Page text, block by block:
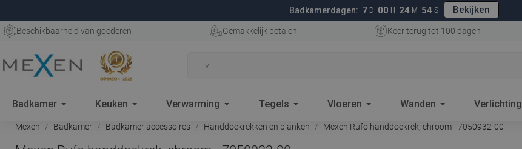
Badkamerdagen: 7 D 00 H 24 M 53 S Bekijken
Beschikbaarheid van goederen Gemakkelijk betalen Keer terug tot 100 dagen
Badkamer Keuken Verwarming Tegels Vloeren Wanden Verlichting
Mexen Badkamer Badkamer accessoires Handdoekrekken en planken Mexen Rufo handdoekrek, chroom - 7050932-00